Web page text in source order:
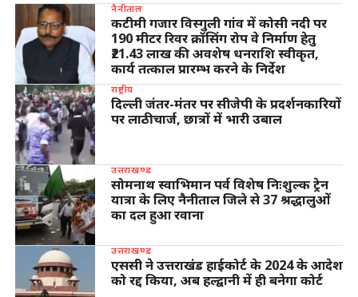
नैनीताल
कटीमी गजार विस्गुली गांव में कोसी नदी पर
190 मीटर रिवर क्रॉसिंग रोप वे निर्माण हेतु
₹21.43 लाख की अवशेष धनराशि स्वीकृत,
कार्य तत्काल प्रारम्भ करने के निर्देश
राष्ट्रीय
दिल्ली जंतर-मंतर पर सीजेपी के प्रदर्शनकारियों
पर लाठीचार्ज, छात्रों में भारी उबाल
उत्तराखण्ड
सोमनाथ स्वाभिमान पर्व विशेष निःशुल्क ट्रेन
यात्रा के लिए नैनीताल जिले से 37 श्रद्धालुओं
का दल हुआ रवाना
उत्तराखण्ड
एससी ने उत्तराखंड हाईकोर्ट के 2024 के आदेश
को रद्द किया, अब हल्द्वानी में ही बनेगा कोर्ट